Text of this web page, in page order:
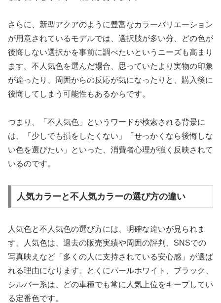
さらに、新型アクアのように豊富なカラーバリエーション
が用意されているモデルでは、選択肢が多い分、どの色が
後悔しない選択かを事前に調べたいというニーズも高まり
ます。不人気色を選んだ場合、思っていたより実物の印象
が違ったり、周囲からの反応が気になったりと、購入後に
後悔してしまう可能性もあるからです。
つまり、「不人気色」というワードが検索される背景に
は、「少しでも損をしたくない」「せっかくなら後悔しな
い色を選びたい」といった、消費者心理が強く反映されて
いるのです。
人気カラーと不人気カラーの選び方の違い
人気色と不人気色の選び方には、明確な違いが見られま
す。人気色は、過去の販売実績や周囲の評判、SNSでの
写真映えなど「多くの人に支持されている安心感」が選ば
れる理由になります。とくにパールホワイト、ブラック、
シルバー系は、どの車種でも常に人気上位をキープしてい
る定番色です。